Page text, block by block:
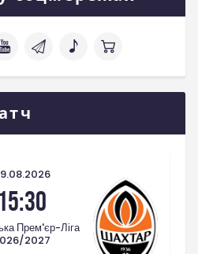
15:30
Прем'єр-Ліга
2027